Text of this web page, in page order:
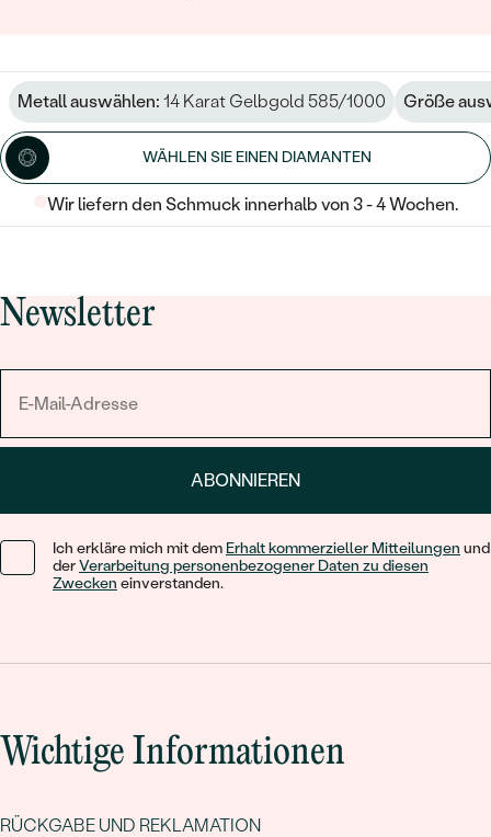
Metall auswählen: 14 Karat Gelbgold 585/1000 Größe
WÄHLEN SIE EINEN DIAMANTEN
Wir liefern den Schmuck innerhalb von 3 - 4 Wochen.
Newsletter
ABONNIEREN
Ich erkläre mich mit dem Erhalt kommerzieller Mitteilungen und
derVerarbeitung personenbezogener Daten zu diesen
Zwecken einverstanden.
Wichtige Informationen
RÜCKGABE UND REKLAMATION